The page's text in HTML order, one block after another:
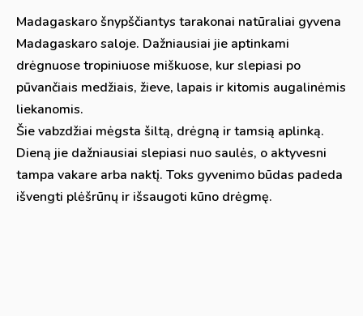
Madagaskaro šnypščiantys tarakonai natūraliai gyvena
Madagaskaro saloje. Dažniausiai jie aptinkami
drėgnuose tropiniuose miškuose, kur slepiasi po
pūvančiais medžiais, žieve, lapais ir kitomis augalinėmis
liekanomis.
Šie vabzdžiai mėgsta šiltą, drėgną ir tamsią aplinką.
Dieną jie dažniausiai slepiasi nuo saulės, o aktyvesni
tampa vakare arba naktį. Toks gyvenimo būdas padeda
išvengti plėšrūnų ir išsaugoti kūno drėgmę.